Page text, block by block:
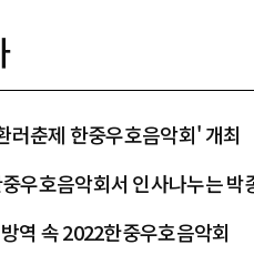
러춘제 한중우호음악회' 개최
우호음악회서 인사나누는 박
역 속 2022한중우호음악회